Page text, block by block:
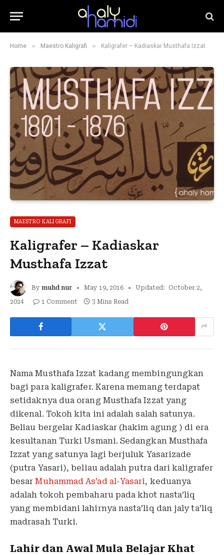
Home » Maestro Kaligrafi » Kaligrafer – Kadiaskar Musthafa Izzat
MAESTRO KALIGRAFI
Kaligrafer – Kadiaskar
Musthafa Izzat
By muhd nur May 19, 2016 Updated:
October 2,
2024
1 Comment 3 Mins Read
Nama Musthafa Izzat kadang membingungkan
bagi para kaligrafer. Karena memang terdapat
setidaknya dua orang Musthafa Izzat yang
dikenal. Tokoh kita ini adalah salah satunya.
Beliau bergelar Kadiaskar (hakim agung ) di era
kesultanan Turki Usmani. Sedangkan Musthafa
Izzat yang satunya lagi berjuluk Yasarizade
(putra Yasari), beliau adalah putra dari kaligrafer
besarMuhammad As’ad al-Yasari, keduanya
adalah tokoh pembaharu pada khot nasta’liq
yang membidani lahirnya nasta’liq dan jaly ta’liq
madrasah Turki.
Lahir dan Awal Mula Belajar Khat